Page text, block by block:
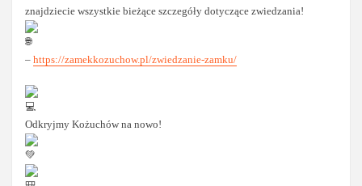
znajdziecie wszystkie bieżące szczegóły dotyczące zwiedzania!
–https://zamekkozuchow.pl/zwiedzanie-zamku/
Odkryjmy Kożuchów na nowo!